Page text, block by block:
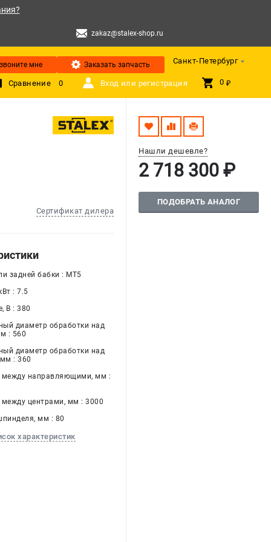
zakaz@stalex-shop.ru
Санкт-Петербург
мне Заказать запчасть
Сравнение 0 Вход или регистрация 0 ₽
Сертификат дилера
Нашли дешевле?
2 718 300 ₽
ПОДОБРАТЬ АНАЛОГ
задней бабки : МТ5
: 7.5
В : 380
диаметр обработки над
: 560
диаметр обработки над
: 360
между направляющими, мм :
между центрами, мм : 3000
мм : 80
характеристик